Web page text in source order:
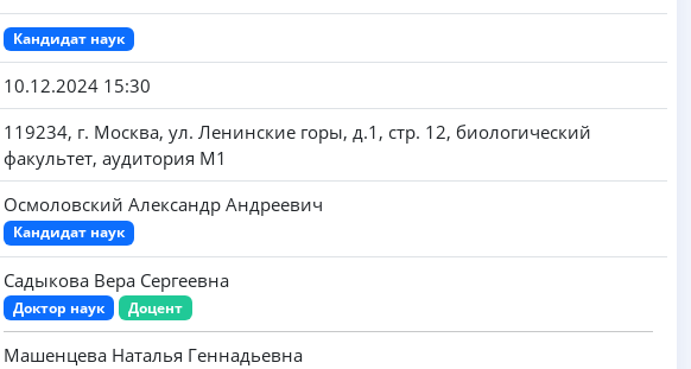
Кандидат наук
10.12.2024 15:30
119234, г. Москва, ул. Ленинские горы, д.1, стр. 12, биологический
факультет, аудитория М1
Осмоловский Александр Андреевич
Кандидат наук
Садыкова Вера Сергеевна
Доктор наук Доцент
Машенцева Наталья Геннадьевна